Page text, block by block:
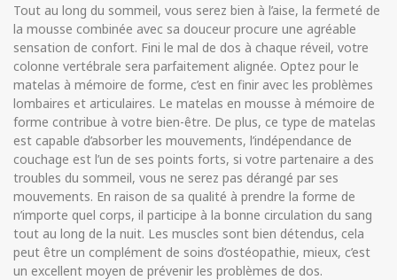
Tout au long du sommeil, vous serez bien à l’aise, la fermeté de
la mousse combinée avec sa douceur procure une agréable
sensation de confort. Fini le mal de dos à chaque réveil, votre
colonne vertébrale sera parfaitement alignée. Optez pour le
matelas à mémoire de forme, c’est en finir avec les problèmes
lombaires et articulaires. Le matelas en mousse à mémoire de
forme contribue à votre bien-être. De plus, ce type de matelas
est capable d’absorber les mouvements, l’indépendance de
couchage est l’un de ses points forts, si votre partenaire a des
troubles du sommeil, vous ne serez pas dérangé par ses
mouvements. En raison de sa qualité à prendre la forme de
n’importe quel corps, il participe à la bonne circulation du sang
tout au long de la nuit. Les muscles sont bien détendus, cela
peut être un complément de soins d’ostéopathie, mieux, c’est
un excellent moyen de prévenir les problèmes de dos.